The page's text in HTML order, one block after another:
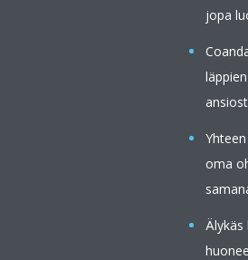
jopa
oma